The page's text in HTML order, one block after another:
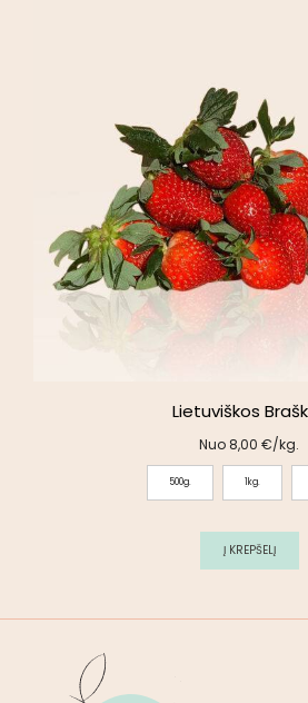
Lietuviškos
Nuo 8,00 €/kg.
500g. 1kg.
Į KREPŠELĮ